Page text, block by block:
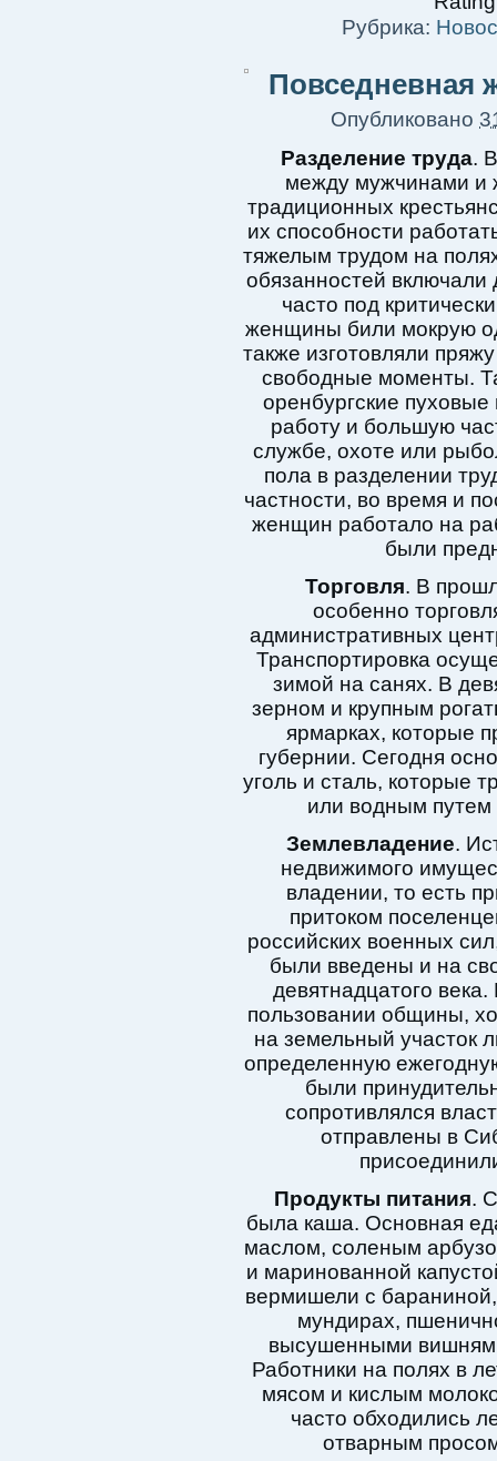
Рубрика:
Повседневная
Опубликовано
Разделение труда.
между мужчинами и
традиционных
их способности
тяжелым трудом на
обязанностей
часто под
женщины били мокрую
также изготовляли
свободные моменты.
оренбургские
работу и большую
службе, охоте или
пола в разделении
частности, во время и
женщин работало на
были
Торговля. В
особенно
административных
Транспортировка
зимой на санях. В
зерном и крупным
ярмарках, которые
губернии. Сегодня
уголь и сталь, которые
или водным
Землевладение.
недвижимого
владении, то есть
притоком
российских военных
были введены и на
девятнадцатого
пользовании общины,
на земельный участок
определенную
были
сопротивлялся
отправлены в
Продукты питания.
была каша. Основная
маслом, соленым
и маринованной
вермишели с
мундирах,
высушенными
Работники на полях в
мясом и кислым
часто обходились
отварным